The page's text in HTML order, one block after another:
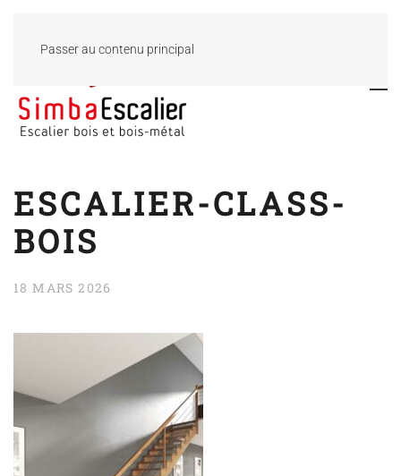
Passer au contenu principal
ESCALIER-CLASS-
BOIS
18 MARS 2026